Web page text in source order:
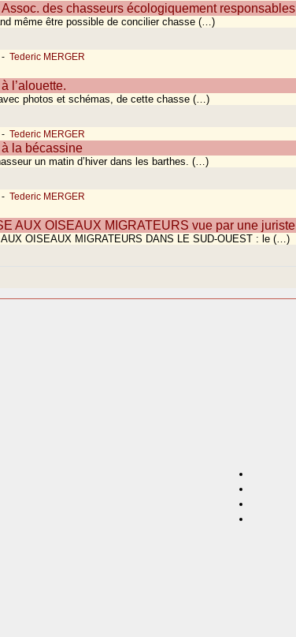
Assoc. des chasseurs écologiquement responsables
même être possible de concilier chasse (…)
- Tederic MERGER
l’alouette.
photos et schémas, de cette chasse (…)
- Tederic MERGER
la bécassine
un matin d’hiver dans les barthes. (…)
- Tederic MERGER
AUX OISEAUX MIGRATEURS vue par une juriste
AUX OISEAUX MIGRATEURS DANS LE SUD-OUEST : le (…)